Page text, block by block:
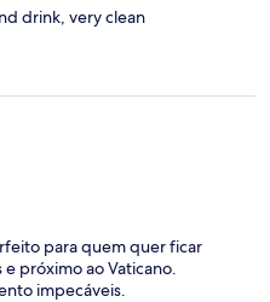
drink, very clean
para quem quer ficar
próximo ao Vaticano.
impecáveis.